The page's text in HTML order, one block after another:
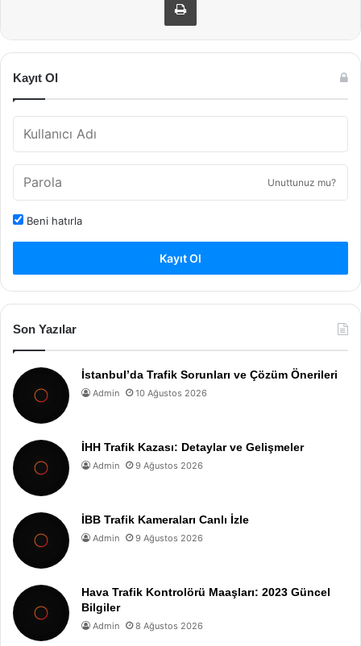
Kayıt Ol
Unuttunuz mu?
Beni hatırla
Kayıt Ol
Son Yazılar
İstanbul’da Trafik Sorunları ve Çözüm Önerileri
Admin 10 Ağustos 2026
İHH Trafik Kazası: Detaylar ve Gelişmeler
Admin 9 Ağustos 2026
İBB Trafik Kameraları Canlı İzle
Admin 9 Ağustos 2026
Hava Trafik Kontrolörü Maaşları: 2023 Güncel
Bilgiler
Admin 8 Ağustos 2026